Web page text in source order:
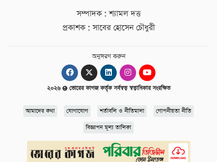
সম্পাদক : শ্যামল দত্ত
প্রকাশক : সাবের হোসেন চৌধুরী
অনুসরণ করুন
২০২৬ ভোরের কাগজ কর্তৃক সর্বস্বত্ব স্বত্বাধিকার সংরক্ষিত
আমাদের কথা যোগাযোগ শর্তাবলি ও নীতিমালা গোপনীয়তা নীতি
বিজ্ঞাপন মূল্য তালিকা